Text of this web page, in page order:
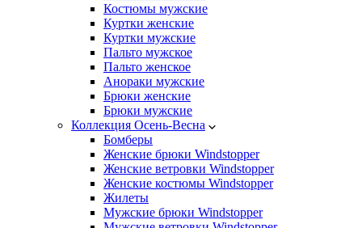
Костюмы мужские
Куртки женские
Куртки мужские
Пальто мужское
Пальто женское
Анораки мужские
Брюки женские
Брюки мужские
Коллекция Осень-Весна
Бомберы
Женские брюки Windstopper
Женские ветровки Windstopper
Женские костюмы Windstopper
Жилеты
Мужские брюки Windstopper